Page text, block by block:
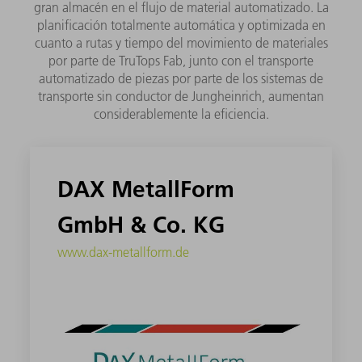
gran almacén en el flujo de material automatizado. La
planificación totalmente automática y optimizada en
cuanto a rutas y tiempo del movimiento de materiales
por parte de TruTops Fab, junto con el transporte
automatizado de piezas por parte de los sistemas de
transporte sin conductor de Jungheinrich, aumentan
considerablemente la eficiencia.
DAX MetallForm
GmbH & Co. KG
www.dax-metallform.de